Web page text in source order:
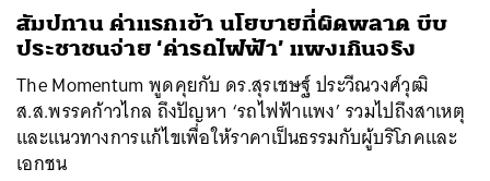
สัมปทาน ค่าแรกเข้า นโยบายที่ผิดพลาด บีบ
ประชาชนจ่าย ‘ค่ารถไฟฟ้า’ แพงเกินจริง
The Momentum พูดคุยกับ ดร.สุรเชษฐ์ ประวีณวงศ์วุฒิ
ส.ส.พรรคก้าวไกล ถึงปัญหา ‘รถไฟฟ้าแพง’ รวมไปถึงสาเหตุ
และแนวทางการแก้ไขเพื่อให้ราคาเป็นธรรมกับผู้บริโภคและ
เอกชน